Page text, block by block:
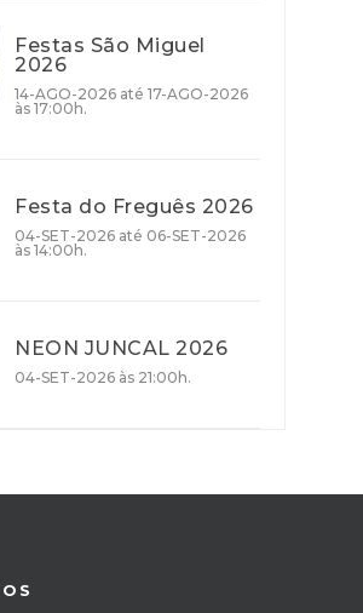
Festas São Miguel
2026
14-AGO-2026 até 17-AGO-2026
às 17:00h.
Festa do Freguês 2026
04-SET-2026 até 06-SET-2026
às 14:00h.
NEON JUNCAL 2026
04-SET-2026 às 21:00h.